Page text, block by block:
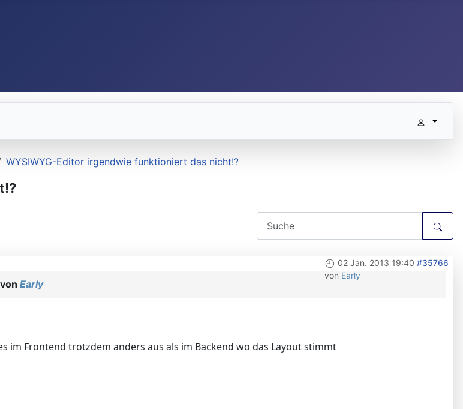
WYSIWYG-Editor irgendwie funktioniert das nicht!?
02 Jan. 2013 19:40 #35766
von Early
Early
im Frontend trotzdem anders aus als im Backend wo das Layout stimmt